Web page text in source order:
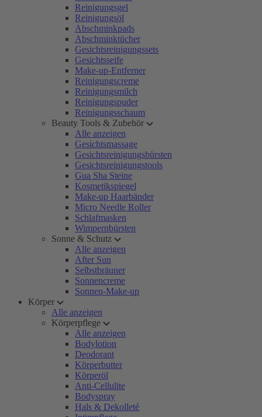
Reinigungsgel
Reinigungsöl
Abschminkpads
Abschminktücher
Gesichtsreinigungssets
Gesichtsseife
Make-up-Entferner
Reinigungscreme
Reinigungsmilch
Reinigungspuder
Reinigungsschaum
Beauty Tools & Zubehör
Alle anzeigen
Gesichtsmassage
Gesichtsreinigungsbürsten
Gesichtsreinigungstools
Gua Sha Steine
Kosmetikspiegel
Make-up Haarbänder
Micro Needle Roller
Schlafmasken
Wimpernbürsten
Sonne & Schutz
Alle anzeigen
After Sun
Selbstbräuner
Sonnencreme
Sonnen-Make-up
Körper
Alle anzeigen
Körperpflege
Alle anzeigen
Bodylotion
Deodorant
Körperbutter
Körperöl
Anti-Cellulite
Bodyspray
Hals & Dekolleté